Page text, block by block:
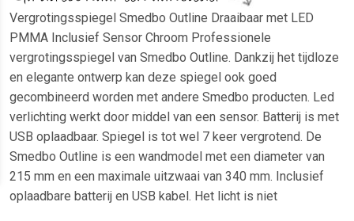
Vergrotingsspiegel Smedbo Outline Draaibaar met LED
PMMA Inclusief Sensor Chroom Professionele
vergrotingsspiegel van Smedbo Outline. Dankzij het tijdloze
en elegante ontwerp kan deze spiegel ook goed
gecombineerd worden met andere Smedbo producten. Led
verlichting werkt door middel van een sensor. Batterij is met
USB oplaadbaar. Spiegel is tot wel 7 keer vergrotend. De
Smedbo Outline is een wandmodel met een diameter van
215 mm en een maximale uitzwaai van 340 mm. Inclusief
oplaadbare batterij en USB kabel. Het licht is niet